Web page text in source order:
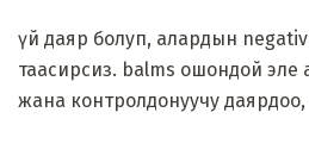
үй даяр болуп, алардын
таасирсиз. balms ошондой
жана контролдонуучу